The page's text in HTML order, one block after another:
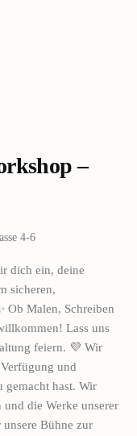
–
4-6
dich ein, deine
sicheren,
Ob Malen, Schreiben
Lass uns
feiern. 💜 Wir
und
gemacht hast. Wir
die Werke unserer
Bühne zur